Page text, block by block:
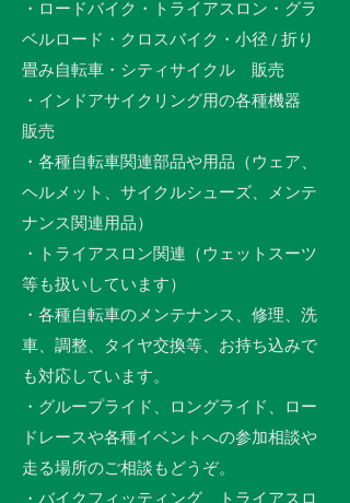
・ロードバイク・トライアスロン・グラ
ベルロード・クロスバイク・小径 / 折り
畳み自転車・シティサイクル 販売
・インドアサイクリング用の各種機器
販売
・各種自転車関連部品や用品（ウェア、
ヘルメット、サイクルシューズ、メンテ
ナンス関連用品）
・トライアスロン関連（ウェットスーツ
等も扱いしています）
・各種自転車のメンテナンス、修理、洗
車、調整、タイヤ交換等、お持ち込みで
も対応しています。
・グループライド、ロングライド、ロー
ドレースや各種イベントへの参加相談や
走る場所のご相談もどうぞ。
・バイクフィッティング、トライアスロ